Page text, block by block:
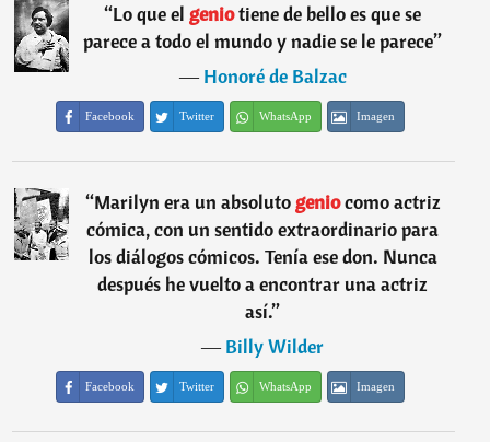
“Lo que el geniotiene de bello es que se
parece a todo el mundo y nadie se le parece”
―Honoré de Balzac
Facebook Twitter WhatsApp Imagen
“Marilyn era un absolutogeniocomo actriz
cómica, con un sentido extraordinario para
los diálogos cómicos. Tenía ese don. Nunca
después he vuelto a encontrar una actriz
así.”
―Billy Wilder
Facebook Twitter WhatsApp Imagen